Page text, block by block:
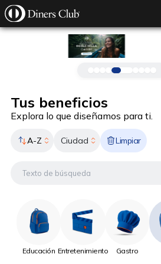
Pasar al contenido principal
Tus beneficios
Explora lo que diseñamos para ti.
A-Z Ciudad Limpiar
Educación Entretenimiento Gastro